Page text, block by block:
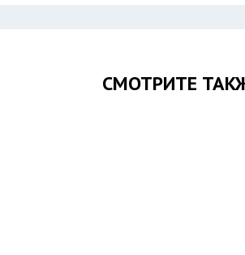
СМОТРИТЕ